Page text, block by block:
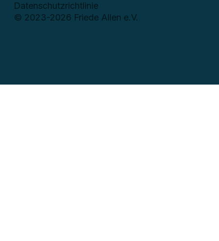
Datenschutzrichtlinie
© 2023-2026 Friede Allen e.V.